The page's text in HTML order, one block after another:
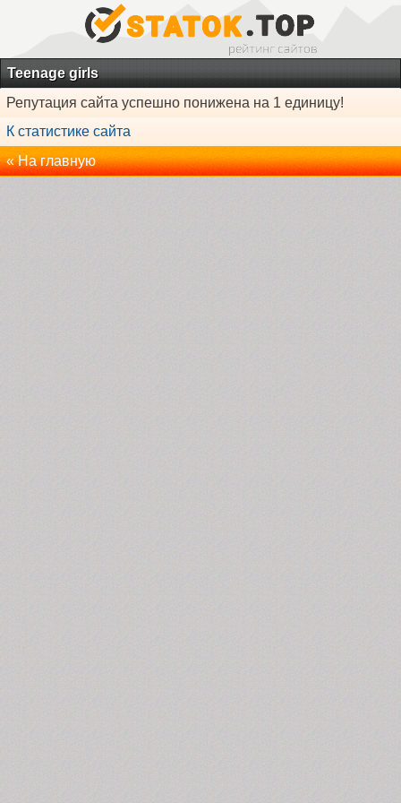
Teenage girls
Репутация сайта успешно понижена на 1 единицу!
К статистике сайта
« На главную